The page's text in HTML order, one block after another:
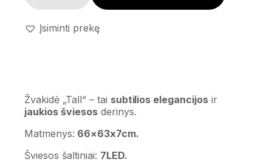
Įsiminti prekę
Žvakidė „Tall“ – tai subtilios elegancijos ir
jaukios šviesosderinys.
Matmenys: 66×63x7cm.
Šviesos šaltiniai: 7LED.